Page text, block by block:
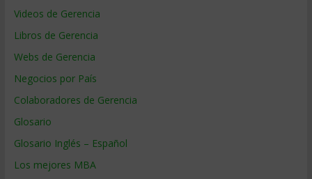
Videos de Gerencia
Libros de Gerencia
Webs de Gerencia
Negocios por País
Colaboradores de Gerencia
Glosario
Glosario Inglés – Español
Los mejores MBA